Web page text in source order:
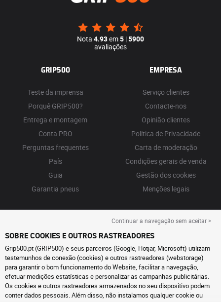
Nota 4.93em5 |5900
avaliações
GRIP500
Teste da imprensa
Porquê GRIP500?
Entrega e montagem
Conta PRO
Perguntas frequentes
País
Guia
Garantia pneus
EMPRESA
Serviço clientes
Contacte-nos
Opinião clientes
Política de Privacidade
Carta de moderação
Condições gerais de venda
Gestão dos cookies
Menções legais
Continuar a navegação sem aceitar >
SOBRE COOKIES E OUTROS RASTREADORES
Grip500.pt (GRIP500) e seus parceiros (Google, Hotjar, Microsoft) utilizam
testemunhos de conexão (cookies) e outros rastreadores (webstorage)
para garantir o bom funcionamento do Website, facilitar a navegação,
efetuar medições estatísticas e personalizar as campanhas publicitárias.
Os cookies e outros rastreadores armazenados no seu dispositivo podem
conter dados pessoais. Além disso, não instalamos qualquer cookie ou